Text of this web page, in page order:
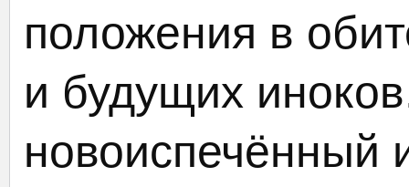
положения в
и будущих
новоиспечённый